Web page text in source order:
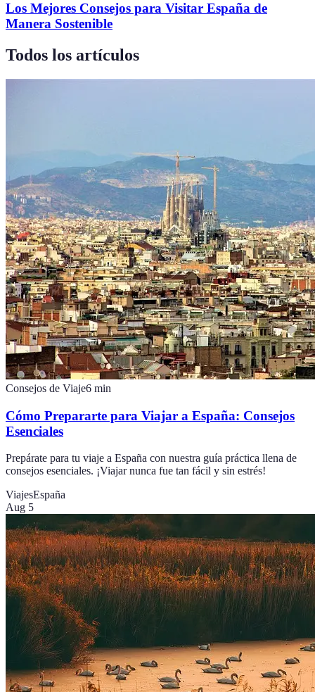
Los Mejores Consejos para Visitar España de
Manera Sostenible
Todos los artículos
Consejos de Viaje6 min
Cómo Prepararte para Viajar a España: Consejos
Esenciales
Prepárate para tu viaje a España con nuestra guía práctica llena de
consejos esenciales. ¡Viajar nunca fue tan fácil y sin estrés!
ViajesEspaña
Aug 5